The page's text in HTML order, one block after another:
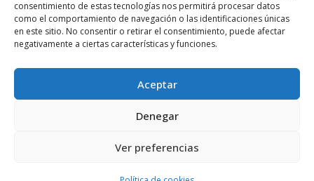
consentimiento de estas tecnologías nos permitirá procesar datos
como el comportamiento de navegación o las identificaciones únicas
en este sitio. No consentir o retirar el consentimiento, puede afectar
negativamente a ciertas características y funciones.
Aceptar
Denegar
Ver preferencias
Tlfn: +34 91 196 19 63
pedidosnuosalud@gmail.com
nuestros servicios y mostrarle publicidad relacionada con sus
preferencias mediante el análisis de sus hábitos de
su uso. Puede cambiar la configuración u obtener más